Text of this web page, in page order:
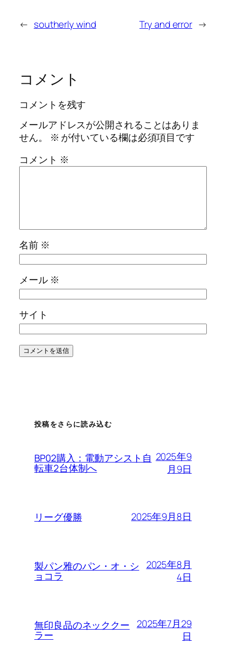
← southerly wind Try and error →
コメント
コメントを残す
メールアドレスが公開されることはありま
せん。
※ が付いている欄は必須項目です
コメント ※
名前 ※
メール ※
サイト
投稿をさらに読み込む
BP02購入：電動アシスト自
転車2台体制へ
2025年9
月9日
リーグ優勝 2025年9月8日
製パン雅のパン・オ・シ
ョコラ
2025年8月
4日
無印良品のネッククー
ラー
2025年7月29
日